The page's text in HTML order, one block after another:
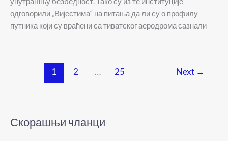
одговорили „Вијестима“ на питања да ли су о профилу
путника који су враћени са тиватског аеродрома сазнали
1 2 … 25 Next →
Скорашњи чланци